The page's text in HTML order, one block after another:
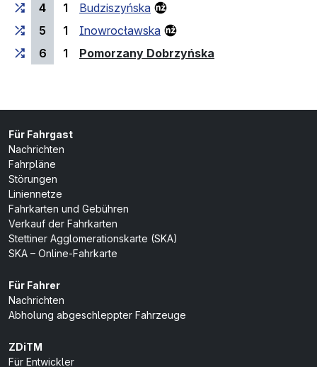
4
1
Budziszyńska
5
1
Inowrocławska
6
1 Pomorzany Dobrzyńska
Für Fahrgast
Nachrichten
Fahrpläne
Störungen
Liniennetze
Fahrkarten und Gebühren
Verkauf der Fahrkarten
Stettiner Agglomerationskarte (SKA)
SKA – Online-Fahrkarte
Für Fahrer
Nachrichten
Abholung abgeschleppter Fahrzeuge
ZDiTM
Für Entwickler